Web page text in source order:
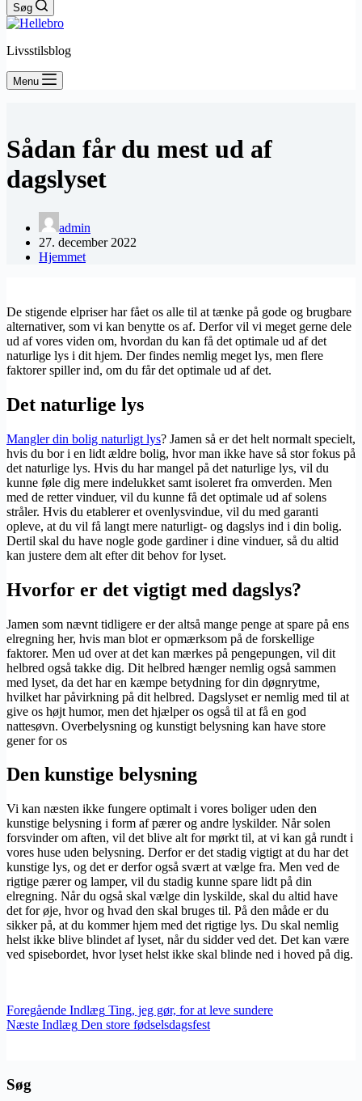
Søg
Livsstilsblog
Menu
Sådan får du mest ud af
dagslyset
admin
27. december 2022
Hjemmet
De stigende elpriser har fået os alle til at tænke på gode og brugbare
alternativer, som vi kan benytte os af. Derfor vil vi meget gerne dele
ud af vores viden om, hvordan du kan få det optimale ud af det
naturlige lys i dit hjem. Der findes nemlig meget lys, men flere
faktorer spiller ind, om du får det optimale ud af det.
Det naturlige lys
Mangler din bolig naturligt lys? Jamen så er det helt normalt specielt,
hvis du bor i en lidt ældre bolig, hvor man ikke have så stor fokus på
det naturlige lys. Hvis du har mangel på det naturlige lys, vil du
kunne føle dig mere indelukket samt isoleret fra omverden. Men
med de retter vinduer, vil du kunne få det optimale ud af solens
stråler. Hvis du etablerer et ovenlysvindue, vil du med garanti
opleve, at du vil få langt mere naturligt- og dagslys ind i din bolig.
Dertil skal du have nogle gode gardiner i dine vinduer, så du altid
kan justere dem alt efter dit behov for lyset.
Hvorfor er det vigtigt med dagslys?
Jamen som nævnt tidligere er der altså mange penge at spare på ens
elregning her, hvis man blot er opmærksom på de forskellige
faktorer. Men ud over at det kan mærkes på pengepungen, vil dit
helbred også takke dig. Dit helbred hænger nemlig også sammen
med lyset, da det har en kæmpe betydning for din døgnrytme,
hvilket har påvirkning på dit helbred. Dagslyset er nemlig med til at
give os højt humor, men det hjælper os også til at få en god
nattesøvn. Overbelysning og kunstigt belysning kan have store
gener for os
Den kunstige belysning
Vi kan næsten ikke fungere optimalt i vores boliger uden den
kunstige belysning i form af pærer og andre lyskilder. Når solen
forsvinder om aften, vil det blive alt for mørkt til, at vi kan gå rundt i
vores huse uden belysning. Derfor er det stadig vigtigt at du har det
kunstige lys, og det er derfor også svært at vælge fra. Men ved de
rigtige pærer og lamper, vil du stadig kunne spare lidt på din
elregning. Når du også skal vælge din lyskilde, skal du altid have
det for øje, hvor og hvad den skal bruges til. På den måde er du
sikker på, at du kommer hjem med det rigtige lys. Du skal nemlig
helst ikke blive blindet af lyset, når du sidder ved det. Det kan være
ved spisebordet, hvor lyset helst ikke skal blinde ned i hoved på dig.
Foregående Indlæg Ting, jeg gør, for at leve sundere
Næste Indlæg Den store fødselsdagsfest
Søg